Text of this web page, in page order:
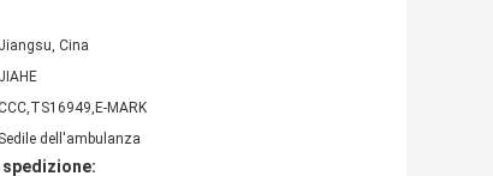
Jiangsu, Cina
JIAHE
MARK
Sedile dell'ambulanza